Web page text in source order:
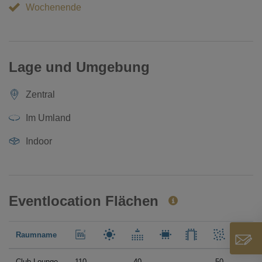
Wochenende
Lage und Umgebung
Zentral
Im Umland
Indoor
Eventlocation Flächen
Raumname